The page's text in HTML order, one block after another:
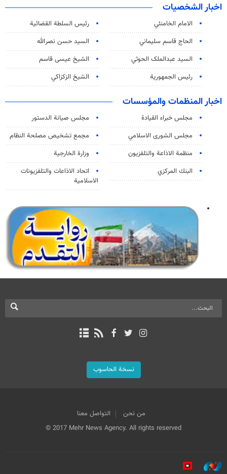
اخبار الشخصيات
الامام الخامنئي
رئیس السلطة القضائیة
الحاج قاسم سليماني
السيد حسن نصرالله
السید عبدالملک الحوثي
الشيخ عيسى قاسم
رئيس الجمهورية
الشيخ الزكزاكي
اخبار المنظمات والمؤسسات
مجلس خبراء القيادة
مجلس صيانة الدستور
مجلس الشورى الاسلامي
مجمع تشخيص مصلحة النظام
منظمة الاذاعة والتلفزیون
وزارة الخارجية
البنك المركزي
اتحاد الاذاعات والتلفزيونات
الاسلامية
نسخة الحاسوب
من نحن
التواصل معنا
© 2017 Mehr News Agency. All rights reserved